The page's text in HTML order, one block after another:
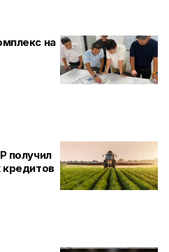
на
получил
кредитов